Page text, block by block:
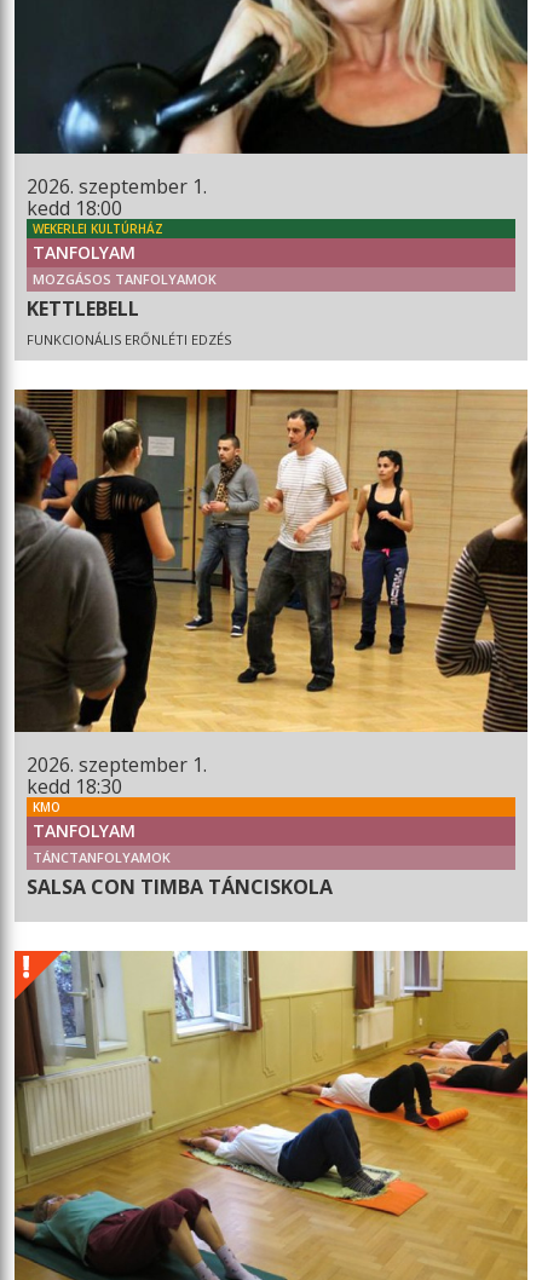
2026. szeptember 1.
kedd 18:00
WEKERLEI KULTÚRHÁZ
TANFOLYAM
MOZGÁSOS TANFOLYAMOK
KETTLEBELL
FUNKCIONÁLIS ERŐNLÉTI EDZÉS
2026. szeptember 1.
kedd 18:30
KMO
TANFOLYAM
TÁNCTANFOLYAMOK
SALSA CON TIMBA TÁNCISKOLA